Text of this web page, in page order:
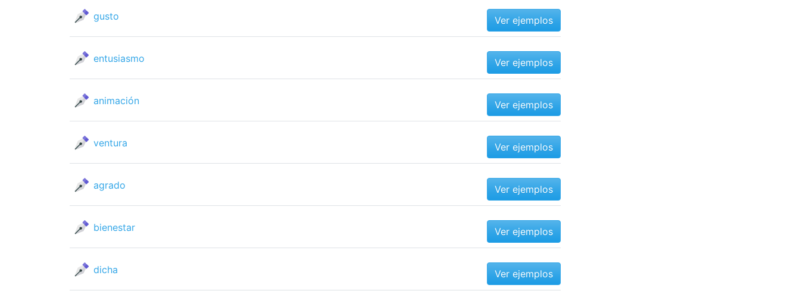
gusto Ver ejemplos
entusiasmo Ver ejemplos
animación Ver ejemplos
ventura Ver ejemplos
agrado Ver ejemplos
bienestar Ver ejemplos
dicha Ver ejemplos